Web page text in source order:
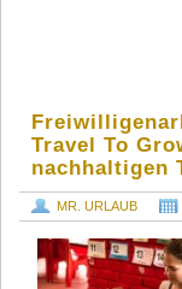
Travel To
nachhaltigen
MR. URLAUB